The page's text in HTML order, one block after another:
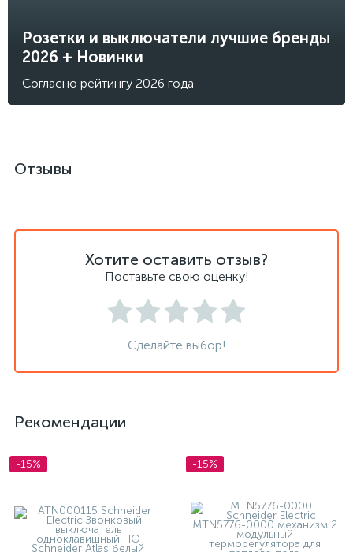
Розетки и выключатели лучшие бренды
2026 + Новинки
Согласно рейтингу 2026 года
Отзывы
Хотите оставить отзыв?
Поставьте свою оценку!
Сделайте выбор!
Рекомендации
-15% -15%